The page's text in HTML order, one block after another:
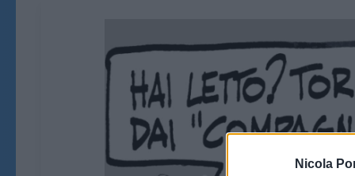
Nicola